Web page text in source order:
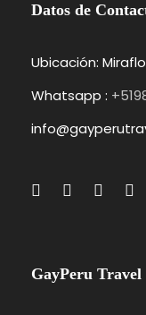
Datos de
Ubicación:
Whatsapp :
GayPeru Travel